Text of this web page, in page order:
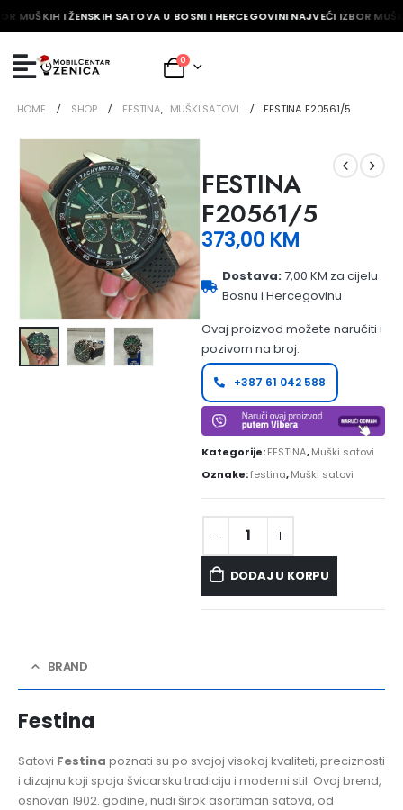
MUŠKIH I ŽENSKIH SATOVA U BOSNI I HERCEGOVINI NAJVEĆI IZBOR
0
HOME SHOP FESTINA, MUŠKI SATOVI FESTINA F20561/5
FESTINA
F20561/5
373,00 KM
Dostava:7,00 KM za cijelu
Bosnu i Hercegovinu
Ovaj proizvod možete naručiti i
pozivom na broj:
+387 61 042 588
Kategorije:FESTINA,Muški satovi
Oznake:festina,Muški satovi
DODAJ U KORPU
BRAND
Festina
Satovi Festina poznati su po svojoj visokoj kvaliteti, preciznosti
i dizajnu koji spaja švicarsku tradiciju i moderni stil. Ovaj brend,
osnovan 1902. godine, nudi širok asortiman satova, od